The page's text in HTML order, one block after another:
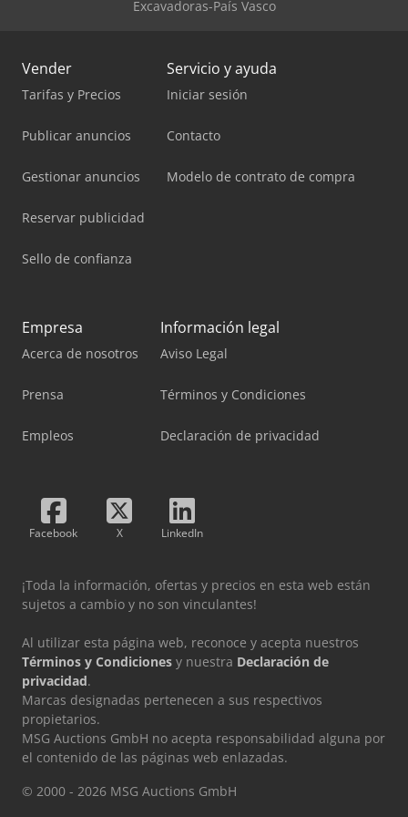
Excavadoras-País Vasco
Vender
Tarifas y Precios
Publicar anuncios
Gestionar anuncios
Reservar publicidad
Sello de confianza
Servicio y ayuda
Iniciar sesión
Contacto
Modelo de contrato de compra
Empresa
Acerca de nosotros
Prensa
Empleos
Información legal
Aviso Legal
Términos y Condiciones
Declaración de privacidad
Facebook X LinkedIn
¡Toda la información, ofertas y precios en esta web están
sujetos a cambio y no son vinculantes!
Al utilizar esta página web, reconoce y acepta nuestros
Términos y Condiciones y nuestra Declaración de
privacidad.
Marcas designadas pertenecen a sus respectivos
propietarios.
MSG Auctions GmbH no acepta responsabilidad alguna por
el contenido de las páginas web enlazadas.
© 2000 - 2026 MSG Auctions GmbH